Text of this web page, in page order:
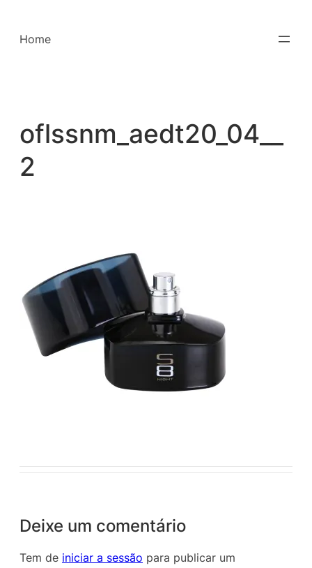
para
Home
oflssnm_aedt20_04__
2
Deixe um comentário
Tem de iniciar a sessão para publicar um